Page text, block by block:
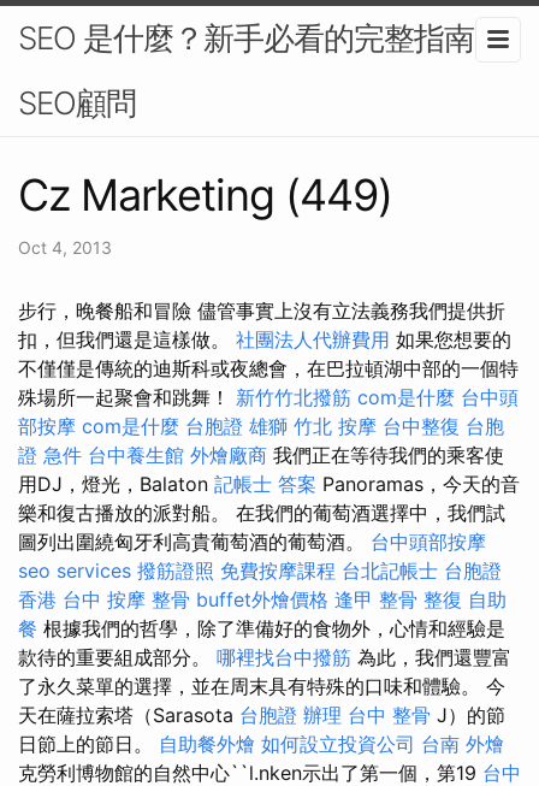
SEO 是什麼？新手必看的完整指南-
SEO顧問
Cz Marketing (449)
Oct 4, 2013
步行，晚餐船和冒險 儘管事實上沒有立法義務我們提供折
扣，但我們還是這樣做。 社團法人代辦費用 如果您想要的
不僅僅是傳統的迪斯科或夜總會，在巴拉頓湖中部的一個特
殊場所一起聚會和跳舞！ 新竹竹北撥筋 com是什麼 台中頭
部按摩 com是什麼 台胞證 雄獅 竹北 按摩 台中整復 台胞
證 急件 台中養生館 外燴廠商 我們正在等待我們的乘客使
用DJ，燈光，Balaton 記帳士 答案 Panoramas，今天的音
樂和復古播放的派對船。 在我們的葡萄酒選擇中，我們試
圖列出圍繞匈牙利高貴葡萄酒的葡萄酒。 台中頭部按摩
seo services 撥筋證照 免費按摩課程 台北記帳士 台胞證
香港 台中 按摩 整骨 buffet外燴價格 逢甲 整骨 整復 自助
餐 根據我們的哲學，除了準備好的食物外，心情和經驗是
款待的重要組成部分。 哪裡找台中撥筋 為此，我們還豐富
了永久菜單的選擇，並在周末具有特殊的口味和體驗。 今
天在薩拉索塔（Sarasota 台胞證 辦理 台中 整骨 J）的節
日節上的節日。 自助餐外燴 如何設立投資公司 台南 外燴
克勞利博物館的自然中心``l.nken示出了第一個，第19 台中